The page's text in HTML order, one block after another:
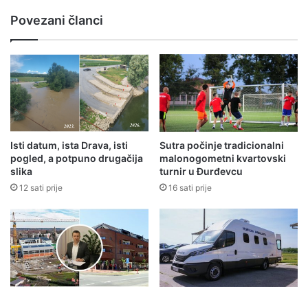
Povezani članci
Isti datum, ista Drava, isti
pogled, a potpuno drugačija
slika
12 sati prije
Sutra počinje tradicionalni
malonogometni kvartovski
turnir u Đurđevcu
16 sati prije